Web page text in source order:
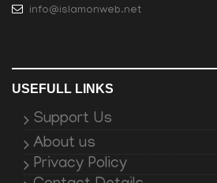
info@islamonweb.net
USEFULL LINKS
Support Us
About us
Privacy Policy